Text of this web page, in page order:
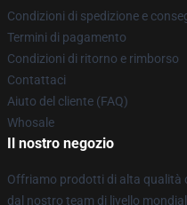
Condizioni di spedizione e
Termini di pagamento
Condizioni di ritorno e rimborso
Contattaci
Aiuto del cliente (FAQ)
Whosale
Il nostro negozio
Offriamo prodotti di alta qualità
dal nostro team di livello